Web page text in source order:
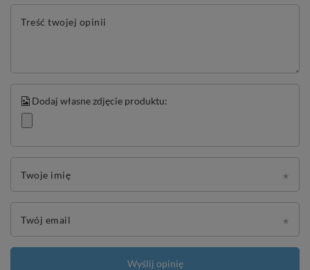
Treść twojej opinii
Dodaj własne zdjęcie produktu:
Twoje imię
Twój email
Wyślij opinię